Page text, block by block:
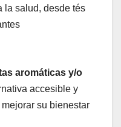
la salud, desde tés
aromáticas y/o
accesible y
su bienestar